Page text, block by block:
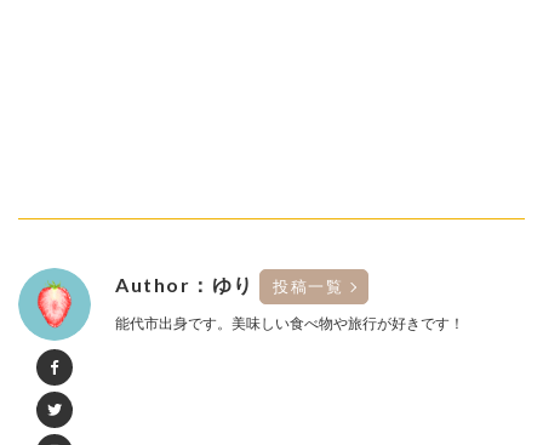
Author：ゆり 投稿一覧
能代市出身です。美味しい食べ物や旅行が好きです！